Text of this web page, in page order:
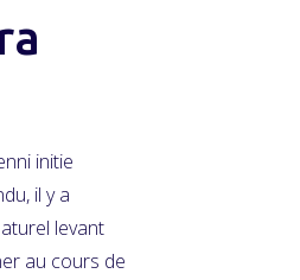
initie
il y a
levant
au cours de